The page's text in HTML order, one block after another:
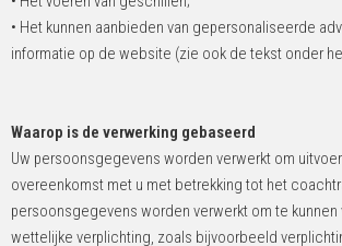
• Het kunnen aanbieden van gepersonaliseerde
informatie op de website (zie ook de tekst onder
Waarop is de verwerking gebaseerd
Uw persoonsgegevens worden verwerkt om
overeenkomst met u met betrekking tot het
persoonsgegevens worden verwerkt om te kunnen
wettelijke verplichting, zoals bijvoorbeeld